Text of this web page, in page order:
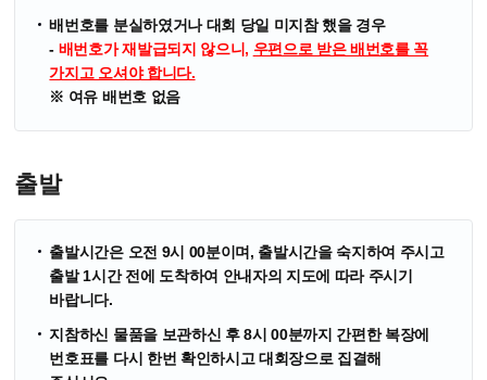
배번호를 분실하였거나 대회 당일 미지참 했을 경우
- 배번호가 재발급되지 않으니, 우편으로 받은 배번호를 꼭
가지고 오셔야 합니다.
※ 여유 배번호 없음
출발
출발시간은 오전 9시 00분이며, 출발시간을 숙지하여 주시고
출발 1시간 전에 도착하여 안내자의 지도에 따라 주시기
바랍니다.
지참하신 물품을 보관하신 후 8시 00분까지 간편한 복장에
번호표를 다시 한번 확인하시고 대회장으로 집결해